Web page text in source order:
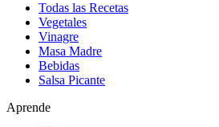
Todas las Recetas
Vegetales
Vinagre
Masa Madre
Bebidas
Salsa Picante
Aprende